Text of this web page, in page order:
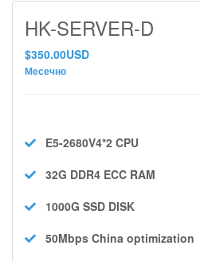
HK-SERVER-D
$350.00USD
Месечно
E5-2680V4*2 CPU
32G DDR4 ECC RAM
1000G SSD DISK
50Mbps China optimization